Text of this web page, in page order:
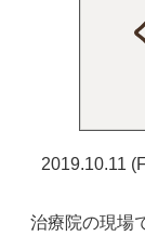
2019.10.11
治療院の現場